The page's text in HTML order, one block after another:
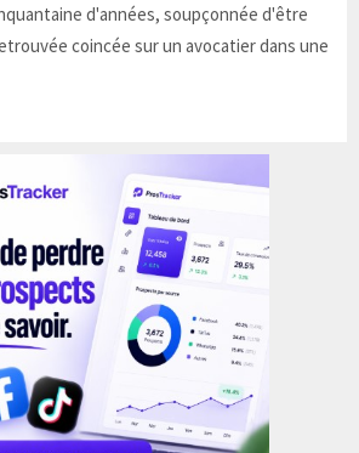
d'années, soupçonnée d'être
coincée sur un avocatier dans une